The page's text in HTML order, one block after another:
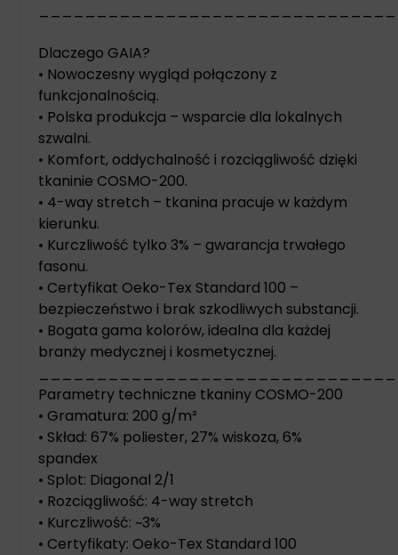
Dlaczego GAIA?
• Nowoczesny wygląd połączony z
funkcjonalnością.
• Polska produkcja – wsparcie dla lokalnych
szwalni.
• Komfort, oddychalność i rozciągliwość dzięki
tkaninie COSMO-200.
• 4-way stretch – tkanina pracuje w każdym
kierunku.
• Kurczliwość tylko 3% – gwarancja trwałego
fasonu.
• Certyfikat Oeko-Tex Standard 100 –
bezpieczeństwo i brak szkodliwych substancji.
• Bogata gama kolorów, idealna dla każdej
branży medycznej i kosmetycznej.
Parametry techniczne tkaniny COSMO-200
• Gramatura: 200 g/m²
• Skład: 67% poliester, 27% wiskoza, 6%
spandex
• Splot: Diagonal 2/1
• Rozciągliwość: 4-way stretch
• Kurczliwość: ~3%
• Certyfikaty: Oeko-Tex Standard 100